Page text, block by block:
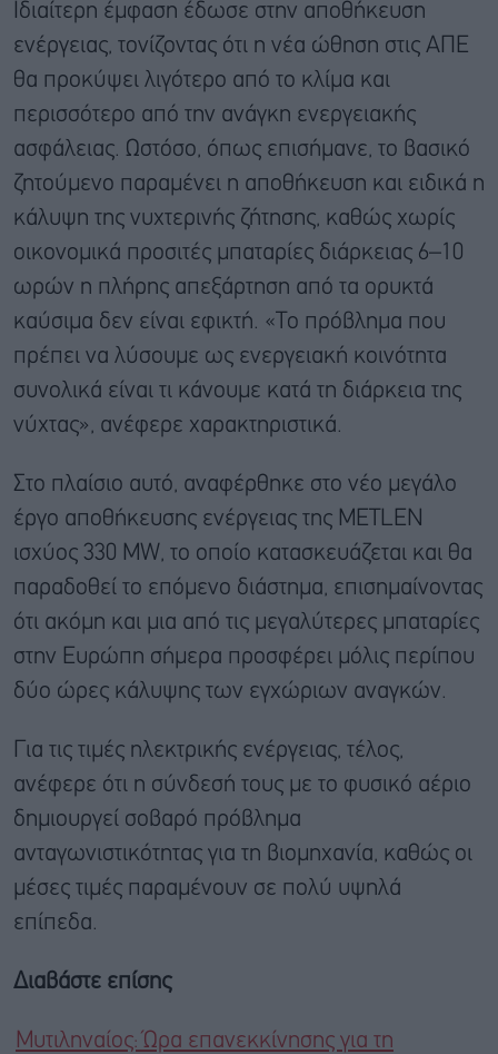
Ιδιαίτερη έμφαση έδωσε στην αποθήκευση
ενέργειας, τονίζοντας ότι η νέα ώθηση στις ΑΠΕ
θα προκύψει λιγότερο από το κλίμα και
περισσότερο από την ανάγκη ενεργειακής
ασφάλειας. Ωστόσο, όπως επισήμανε, το βασικό
ζητούμενο παραμένει η αποθήκευση και ειδικά η
κάλυψη της νυχτερινής ζήτησης, καθώς χωρίς
οικονομικά προσιτές μπαταρίες διάρκειας 6–10
ωρών η πλήρης απεξάρτηση από τα ορυκτά
καύσιμα δεν είναι εφικτή. «Το πρόβλημα που
πρέπει να λύσουμε ως ενεργειακή κοινότητα
συνολικά είναι τι κάνουμε κατά τη διάρκεια της
νύχτας», ανέφερε χαρακτηριστικά.
Στο πλαίσιο αυτό, αναφέρθηκε στο νέο μεγάλο
έργο αποθήκευσης ενέργειας της METLEN
ισχύος 330 MW, το οποίο κατασκευάζεται και θα
παραδοθεί το επόμενο διάστημα, επισημαίνοντας
ότι ακόμη και μια από τις μεγαλύτερες μπαταρίες
στην Ευρώπη σήμερα προσφέρει μόλις περίπου
δύο ώρες κάλυψης των εγχώριων αναγκών.
Για τις τιμές ηλεκτρικής ενέργειας, τέλος,
ανέφερε ότι η σύνδεσή τους με το φυσικό αέριο
δημιουργεί σοβαρό πρόβλημα
ανταγωνιστικότητας για τη βιομηχανία, καθώς οι
μέσες τιμές παραμένουν σε πολύ υψηλά
επίπεδα.
Διαβάστε επίσης
Μυτιληναίος: Ώρα επανεκκίνησης για τη